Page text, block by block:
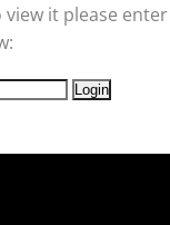
it please enter